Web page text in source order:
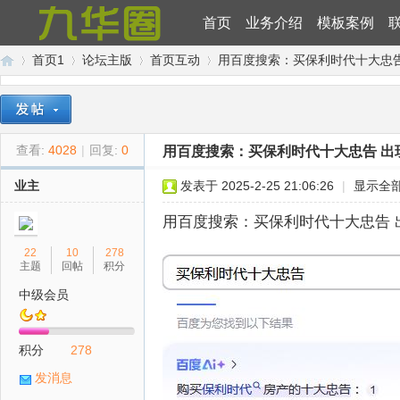
首页 业务介绍 模板案例
九»
首页1
›
论坛主版
›
首页互动
›
用百度搜索：买保利时代十大忠
查看: 4028 | 回复: 0 用百度搜索：买保利时代十大忠告
业主
22
主题
10
回帖
278
积分
中级会员
积分
278
发消息
发表于 2025-2-25 21:06:26 | 显示全
用百度搜索：买保利时代十大忠告